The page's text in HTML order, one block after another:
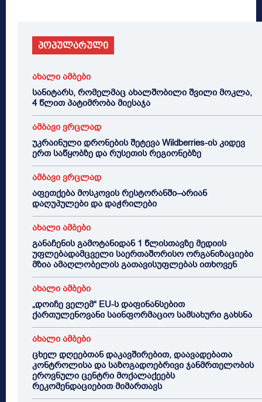
პოპულარული
ახალი ამბები
სანიტარს, რომელმაც ახალშობილი შვილი მოკლა,
4 წლით პატიმრობა მიესაჯა
ამბავი ვრცლად
უკრაინული დრონების შეტევა Wildberries-ის კიდევ
ერთ საწყობზე და რუსეთის რეგიონებზე
ამბავი ვრცლად
აფეთქება მოსკოვის რესტორანში–არიან
დაღუპულები და დაჭრილები
ახალი ამბები
განაჩენის გამოტანიდან 1 წლისთავზე მედიის
უფლებადამცველი საერთაშორისო ორგანიზაციები
მზია ამაღლობელის გათავისუფლებას ითხოვენ
ახალი ამბები
„დოიჩე ველემ“ EU-ს დაფინანსებით
ქართულენოვანი საინფორმაციო სამსახური გახსნა
ახალი ამბები
ცხელ დღეებთან დაკავშირებით, დაავადებათა
კონტროლისა და საზოგადოებრივი ჯანმრთელობის
ეროვნული ცენტრი მოქალაქეებს
რეკომენდაციებით მიმართავს